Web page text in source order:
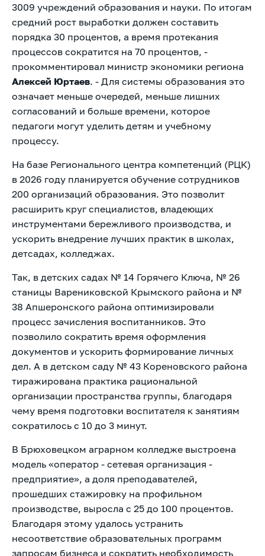
3009 учреждений образования и науки. По итогам
средний рост выработки должен составить
порядка 30 процентов, а время протекания
процессов сократится на 70 процентов, -
прокомментировал министр экономики региона
Алексей Юртаев. - Для системы образования это
означает меньше очередей, меньше лишних
согласований и больше времени, которое
педагоги могут уделить детям и учебному
процессу.
На базе Регионального центра компетенций (РЦК)
в 2026 году планируется обучение сотрудников
200 организаций образования. Это позволит
расширить круг специалистов, владеющих
инструментами бережливого производства, и
ускорить внедрение лучших практик в школах,
детсадах, колледжах.
Так, в детских садах № 14 Горячего Ключа, № 26
станицы Варениковской Крымского района и №
38 Апшеронского района оптимизировали
процесс зачисления воспитанников. Это
позволило сократить время оформления
документов и ускорить формирование личных
дел. А в детском саду № 43 Кореновского района
тиражирована практика рациональной
организации пространства группы, благодаря
чему время подготовки воспитателя к занятиям
сократилось с 10 до 3 минут.
В Брюховецком аграрном колледже выстроена
модель «оператор - сетевая организация -
предприятие», а доля преподавателей,
прошедших стажировку на профильном
производстве, выросла с 25 до 100 процентов.
Благодаря этому удалось устранить
несоответствие образовательных программ
запросам бизнеса и сократить необходимость